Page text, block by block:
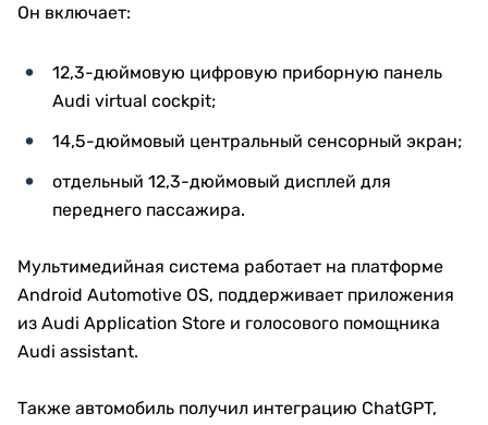
Он включает:
12,3-дюймовую цифровую приборную панель
Audi virtual cockpit;
14,5-дюймовый центральный сенсорный экран;
отдельный 12,3-дюймовый дисплей для
переднего пассажира.
Мультимедийная система работает на платформе
Android Automotive OS, поддерживает приложения
из Audi Application Store и голосового помощника
Audi assistant.
Также автомобиль получил интеграцию ChatGPT,